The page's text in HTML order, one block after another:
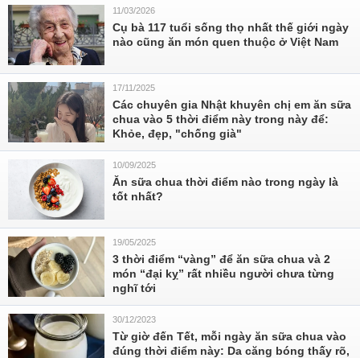
11/03/2026
Cụ bà 117 tuổi sống thọ nhất thế giới ngày
nào cũng ăn món quen thuộc ở Việt Nam
17/11/2025
Các chuyên gia Nhật khuyên chị em ăn sữa
chua vào 5 thời điểm này trong này để:
Khỏe, đẹp, "chống già"
10/09/2025
Ăn sữa chua thời điểm nào trong ngày là
tốt nhất?
19/05/2025
3 thời điểm “vàng” để ăn sữa chua và 2
món “đại kỵ” rất nhiều người chưa từng
nghĩ tới
30/12/2023
Từ giờ đến Tết, mỗi ngày ăn sữa chua vào
đúng thời điểm này: Da căng bóng thấy rõ,